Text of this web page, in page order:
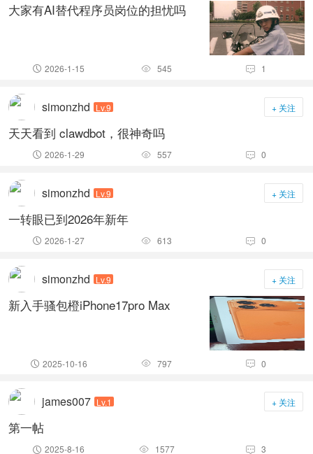
大家有AI替代程序员岗位的担忧吗
 2026-1-15  545  1
simonzhd Lv.9 + 关注
天天看到 clawdbot，很神奇吗
 2026-1-29  557  0
simonzhd Lv.9 + 关注
一转眼已到2026年新年
 2026-1-27  613  0
simonzhd Lv.9 + 关注
新入手骚包橙iPhone17pro Max
 2025-10-16  797  0
james007 Lv.1 + 关注
第一帖
 2025-8-16  1577  3